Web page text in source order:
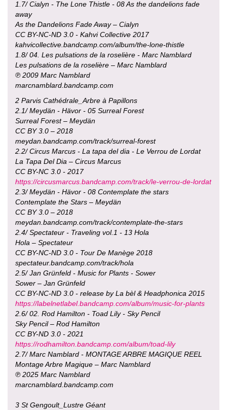
1.7/ Cialyn - The Lone Thistle - 08 As the dandelions fade
away
As the Dandelions Fade Away – Cialyn
CC BY-NC-ND 3.0 - Kahvi Collective 2017
kahvicollective.bandcamp.com/album/the-lone-thistle
1.8/ 04. Les pulsations de la roselière - Marc Namblard
Les pulsations de la roselière – Marc Namblard
℗ 2009 Marc Namblard
marcnamblard.bandcamp.com
2 Parvis Cathédrale_Arbre à Papillons
2.1/ Meydän - Hävor - 05 Surreal Forest
Surreal Forest – Meydän
CC BY 3.0 – 2018
meydan.bandcamp.com/track/surreal-forest
2.2/ Circus Marcus - La tapa del dia - Le Verrou de Lordat
La Tapa Del Dia – Circus Marcus
CC BY-NC 3.0 - 2017
https://circusmarcus.bandcamp.com/track/le-verrou-de-lordat
2.3/ Meydän - Hävor - 08 Contemplate the stars
Contemplate the Stars – Meydän
CC BY 3.0 – 2018
meydan.bandcamp.com/track/contemplate-the-stars
2.4/ Spectateur - Traveling vol.1 - 13 Hola
Hola – Spectateur
CC BY-NC-ND 3.0 - Tour De Manège 2018
spectateur.bandcamp.com/track/hola
2.5/ Jan Grünfeld - Music for Plants - Sower
Sower – Jan Grünfeld
CC BY-NC-ND 3.0 - release by La bèl & Headphonica 2015
https://labelnetlabel.bandcamp.com/album/music-for-plants
2.6/ 02. Rod Hamilton - Toad Lily - Sky Pencil
Sky Pencil – Rod Hamilton
CC BY-ND 3.0 - 2021
https://rodhamilton.bandcamp.com/album/toad-lily
2.7/ Marc Namblard - MONTAGE ARBRE MAGIQUE REEL
Montage Arbre Magique – Marc Namblard
℗ 2025 Marc Namblard
marcnamblard.bandcamp.com
3 St Gengoult_Lustre Géant